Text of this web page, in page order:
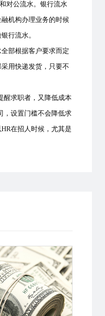
对公流水。银行流水
机构办理业务的时候
行流水。
部根据客户要求而定
用快递发货，只要不
醒求职者，又降低成本
，设置门槛不会降低求
在招人时候，尤其是